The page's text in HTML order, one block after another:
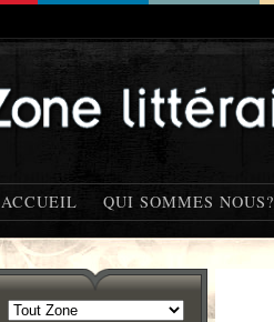
ACCUEIL QUI SOMMES NOUS?